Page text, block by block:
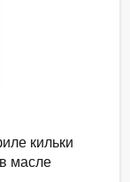
кильки
масле